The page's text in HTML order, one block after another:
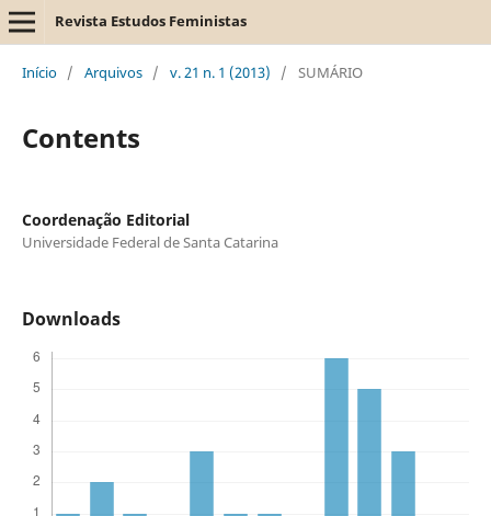
Revista Estudos Feministas
Início / Arquivos / v. 21 n. 1 (2013) / SUMÁRIO
Contents
Coordenação Editorial
Universidade Federal de Santa Catarina
Downloads